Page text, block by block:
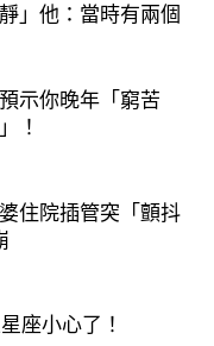
」他：當時有兩個
示你晚年「窮苦
！
住院插管突「顫抖
座小心了！